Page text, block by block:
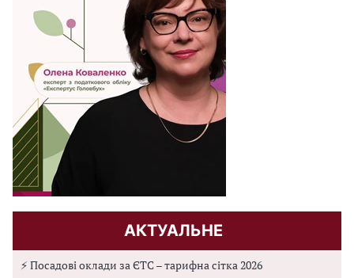
АКТУАЛЬНЕ
⚡ Посадові оклади за ЄТС – тарифна сітка 2026